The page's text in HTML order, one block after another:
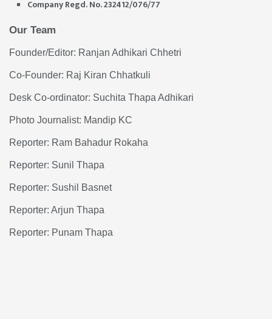
Company Regd. No. 232412/076/77
Our Team
Founder/Editor: Ranjan Adhikari Chhetri
Co-Founder: Raj Kiran Chhatkuli
Desk Co-ordinator: Suchita Thapa Adhikari
Photo Journalist: Mandip KC
Reporter: Ram Bahadur Rokaha
Reporter: Sunil Thapa
Reporter: Sushil Basnet
Reporter: Arjun Thapa
Reporter: Punam Thapa